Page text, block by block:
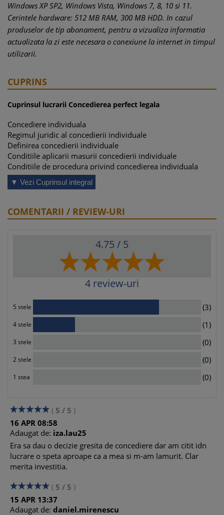
Windows XP SP2, Windows Vista, Windows 7, 8, 10 si 11.
Cerintele hardware: 512 MB RAM, 300 MB HDD. In cazul
produselor de tip abonament, pentru a vizualiza informatia
actualizata la zi este necesara o conexiune la internet in timpul
utilizarii.
CUPRINS
Cuprinsul lucrarii Concedierea perfect legala
Concediere individuala
Regimul juridic al concedierii individuale
Definirea concedierii individuale
Conditiile aplicarii masurii concedierii individuale
Conditiile de procedura privind concedierea individuala
Decizia de concediere
Raspunderea disciplinara
Regimul juridic al concedierilor colective
Definirea concedierii colective
Conditiile de procedura privind concedierile colective
Decizia de concediere
▼ Vezi Cuprinsul integral
COMENTARII / REVIEW-URI
4.75 / 5
4 review-uri
5 stele (3)
4 stele (1)
3 stele (0)
2 stele (0)
1 stea (0)
( 5 / 5 )
16 APR 08:58
Adaugat de: iza.lau25
Era sa dau o decizie gresita de concediere dar am citit idn
lucrare o speta aproape ca a mea si m-am lamurit. Clar
merita investitia.
( 5 / 5 )
15 APR 13:37
Adaugat de: daniel.mirenescu